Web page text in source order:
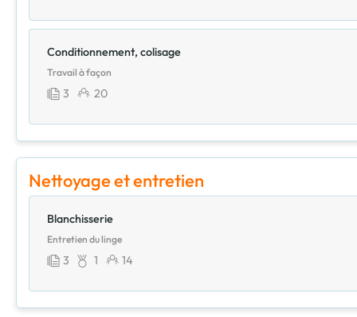
Conditionnement, colisage
Travail à façon
3 20
Nettoyage et entretien
Blanchisserie
Entretien du linge
3 1 14